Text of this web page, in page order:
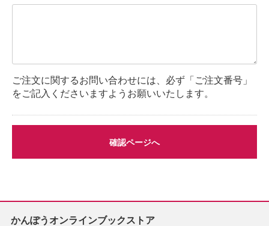
ご注文に関するお問い合わせには、必ず「ご注文番号」
をご記入くださいますようお願いいたします。
確認ページへ
かんぽうオンラインブックストア